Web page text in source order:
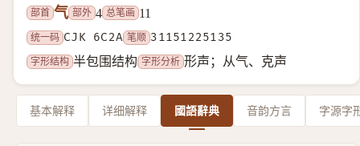
部首 气 部外 4 总笔画 11
统一码 CJK 6C2A 笔顺 31151225135
字形结构 半包围结构 字形分析 形声；从气、克声
基本解释 详细解释 國語辭典 音韵方言 字源字